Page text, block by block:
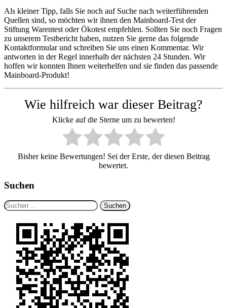
Als kleiner Tipp, falls Sie noch auf Suche nach weiterführenden
Quellen sind, so möchten wir ihnen den Mainboard-Test der
Stiftung Warentest oder Ökotest empfehlen. Sollten Sie noch Fragen
zu unserem Testbericht haben, nutzen Sie gerne das folgende
Kontaktformular und schreiben Sie uns einen Kommentar. Wir
antworten in der Regel innerhalb der nächsten 24 Stunden. Wir
hoffen wir konnten Ihnen weiterhelfen und sie finden das passende
Mainboard-Produkt!
Wie hilfreich war dieser Beitrag?
Klicke auf die Sterne um zu bewerten!
Bisher keine Bewertungen! Sei der Erste, der diesen Beitrag
bewertet.
Suchen
Suchen
nach: